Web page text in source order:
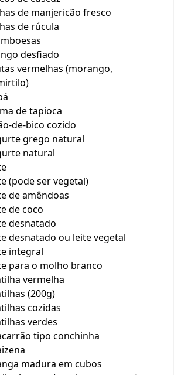
de manjericão fresco
de rúcula
desfiado
vermelhas (morango,
de tapioca
de-bico cozido
grego natural
natural
(pode ser vegetal)
de amêndoas
de coco
desnatado
desnatado ou leite vegetal
integral
para o molho branco
vermelha
(200g)
cozidas
verdes
tipo conchinha
madura em cubos